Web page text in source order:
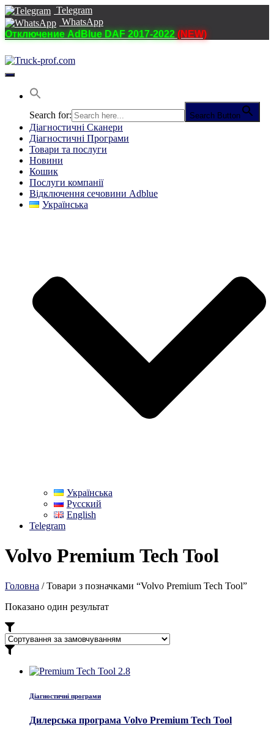
Telegram
WhatsApp
Отключение AdBlue DAF 2017-2022 (NEW)
Перемкнути
навігацію
Search for: Search Button
Діагностичні Cканери
Діагностичні Програми
Товари та послуги
Новини
Кошик
Послуги компанії
Відключення сечовини Adblue
Українська
Українська
Русский
English
Telegram
Volvo Premium Tech Tool
Головна / Товари з позначками “Volvo Premium Tech Tool”
Показано один результат
Діагностичні програми
Дилерська програма Volvo Premium Tech Tool